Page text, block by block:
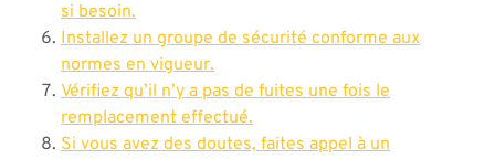
si besoin.
Installez un groupe de sécurité conforme aux
normes en vigueur.
Vérifiez qu’il n’y a pas de fuites une fois le
remplacement effectué.
Si vous avez des doutes, faites appel à un